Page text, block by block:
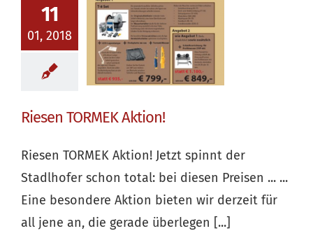
11
01, 2018
Riesen
TORMEK
Aktion!
Riesen TORMEK Aktion!
Riesen TORMEK Aktion! Jetzt spinnt der
Stadlhofer schon total: bei diesen Preisen ... ...
Eine besondere Aktion bieten wir derzeit für
all jene an, die gerade überlegen [...]